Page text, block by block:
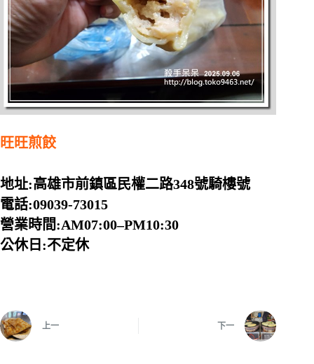
旺旺煎餃
地址:高雄市前鎮區民權二路348號騎樓號
電話:09039-73015
營業時間:AM07:00–PM10:30
公休日:不定休
上一 下一